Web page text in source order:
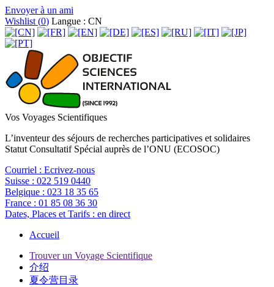
Envoyer à un ami
Wishlist (0) Langue : CN
Vos Voyages Scientifiques
L’inventeur des séjours de recherches participatives et solidaires
Statut Consultatif Spécial auprès de l’ONU (ECOSOC)
Courriel : Ecrivez-nous
Suisse : 022 519 0440
Belgique : 023 18 35 65
France : 01 85 08 36 30
Dates, Places et Tarifs : en direct
Accueil
Trouver un Voyage Scientifique
介绍
夏令营目录